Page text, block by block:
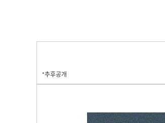
*추후공개